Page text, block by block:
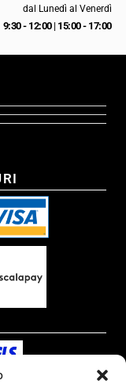
dal Lunedì al Venerdì
9:30 - 12:00| 15:00 - 17:00